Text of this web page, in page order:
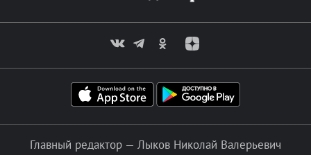
Главный редактор — Лыков Николай Валерьевич